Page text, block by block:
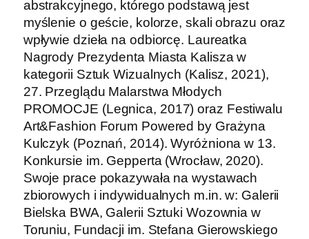
abstrakcyjnego, którego podstawą jest
myślenie o geście, kolorze, skali obrazu oraz
wpływie dzieła na odbiorcę. Laureatka
Nagrody Prezydenta Miasta Kalisza w
kategorii Sztuk Wizualnych (Kalisz, 2021),
27. Przeglądu Malarstwa Młodych
PROMOCJE (Legnica, 2017) oraz Festiwalu
Art&Fashion Forum Powered by Grażyna
Kulczyk (Poznań, 2014). Wyróżniona w 13.
Konkursie im. Gepperta (Wrocław, 2020).
Swoje prace pokazywała na wystawach
zbiorowych i indywidualnych m.in. w: Galerii
Bielska BWA, Galerii Sztuki Wozownia w
Toruniu, Fundacji im. Stefana Gierowskiego